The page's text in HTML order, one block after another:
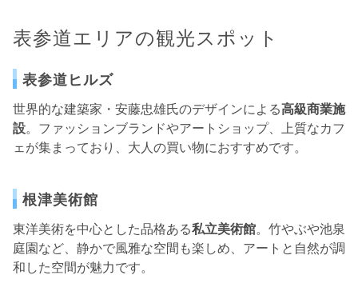
表参道エリアの観光スポット
表参道ヒルズ
世界的な建築家・安藤忠雄氏のデザインによる高級商業施
設。ファッションブランドやアートショップ、上質なカフ
ェが集まっており、大人の買い物におすすめです。
根津美術館
東洋美術を中心とした品格ある私立美術館。竹やぶや池泉
庭園など、静かで風雅な空間も楽しめ、アートと自然が調
和した空間が魅力です。